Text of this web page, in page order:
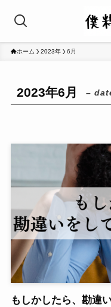
ホーム 2023年 6月
2023年6月 –
もしかしたら、勘違